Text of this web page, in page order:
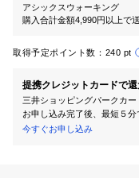
アシックスウォーキング
購入合計金額4,990円以上で
取得予定ポイント数： 240 pt
提携クレジットカードで
三井ショッピングパークカ
お申し込み完了後、最短５分
今すぐお申し込み